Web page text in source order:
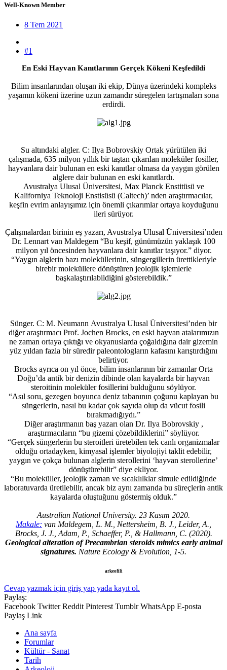
Well-Known Member
8 Tem 2021
#1
En Eski Hayvan Kanıtlarının Gerçek Kökeni Keşfedildi​
Bilim insanlarından oluşan iki ekip, Dünya üzerindeki kompleks
yaşamın kökeni üzerine uzun zamandır süregelen tartışmaları sona
erdirdi.
Su altındaki algler. C: Ilya Bobrovskiy Ortak yürütülen iki
çalışmada, 635 milyon yıllık bir taştan çıkarılan moleküler fosiller,
hayvanlara dair bulunan en eski kanıtlar olmasa da yaygın görülen
alglere dair bulunan en eski kanıtlardı.
Avustralya Ulusal Üniversitesi, Max Planck Enstitüsü ve
Kaliforniya Teknoloji Enstisüsü (Caltech)’ nden araştırmacılar,
keşfin evrim anlayışımız için önemli çıkarımlar ortaya koyduğunu
ileri sürüyor.
Çalışmalardan birinin eş yazarı, Avustralya Ulusal Üniversitesi’nden
Dr. Lennart van Maldegem “Bu keşif, günümüzün yaklaşık 100
milyon yıl öncesinden hayvanlara dair kanıtlar taşıyor.” diyor.
“Yaygın alglerin bazı moleküllerinin, süngergillerin ürettikleriyle
birebir moleküllere dönüştüren jeolojik işlemlerle
başkalaştırılabildiğini gösterebildik.”
Sünger. C: M. Neumann Avustralya Ulusal Üniversitesi’nden bir
diğer araştırmacı Prof. Jochen Brocks, en eski hayvan atalarımızın
ne zaman ortaya çıktığı ve okyanuslarda çoğaldığına dair gizemin
yüz yıldan fazla bir süredir paleontologların kafasını karıştırdığını
belirtiyor.
Brocks ayrıca on yıl önce, bilim insanlarının bir zamanlar Orta
Doğu’da antik bir denizin dibinde olan kayalarda bir hayvan
steroitinin moleküler fosillerini bulduğunu söylüyor.
“Asıl soru, gezegen boyunca deniz tabanının çoğunu kaplayan bu
süngerlerin, nasıl bu kadar çok sayıda olup da vücut fosili
bırakmadığıydı.”
Diğer araştırmanın baş yazarı olan Dr. Ilya Bobrovskiy ,
araştırmacıların “bu gizemi çözebildiklerini” söylüyor.
“Gerçek süngerlerin bu steroitleri üretebilen tek canlı organizmalar
olduğu ortadayken, kimyasal işlemler biyolojiyi taklit edebilir,
yaygın ve çokça bulunan alglerin sterollerini ‘hayvan sterollerine’
dönüştürebilir” diye ekliyor.
“Bu moleküller, jeolojik zaman ve sıcaklılklar simule edildiğinde
laboratuvarda üretilebilir, ancak biz aynı zamanda bu süreçlerin antik
kayalarda oluştuğunu göstermiş olduk.”
Australian National University. 23 Kasım 2020.
Makale: van Maldegem, L. M., Nettersheim, B. J., Leider, A.,
Brocks, J. J., Adam, P., Schaeffer, P., & Hallmann, C. (2020).
Geological alteration of Precambrian steroids mimics early animal
signatures. Nature Ecology & Evolution, 1-5.
arkeofili
Cevap yazmak için giriş yap yada kayıt ol.
Paylaş:
Facebook Twitter Reddit Pinterest Tumblr WhatsApp E-posta
Paylaş Link
Ana sayfa
Forumlar
Kültür - Sanat
Tarih